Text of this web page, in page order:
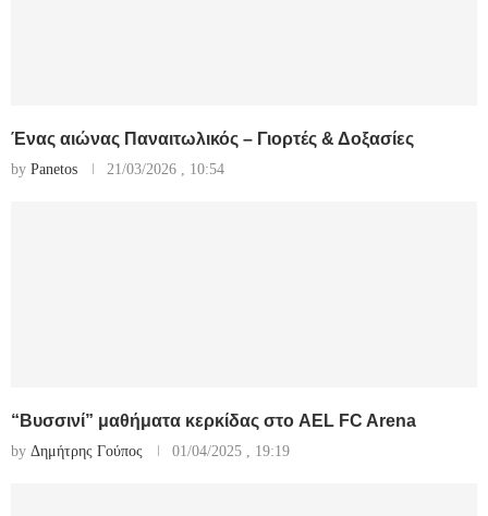
Ένας αιώνας Παναιτωλικός – Γιορτές & Δοξασίες
by Panetos 21/03/2026 , 10:54
“Βυσσινί” μαθήματα κερκίδας στο AEL FC Arena
by Δημήτρης Γούπος 01/04/2025 , 19:19